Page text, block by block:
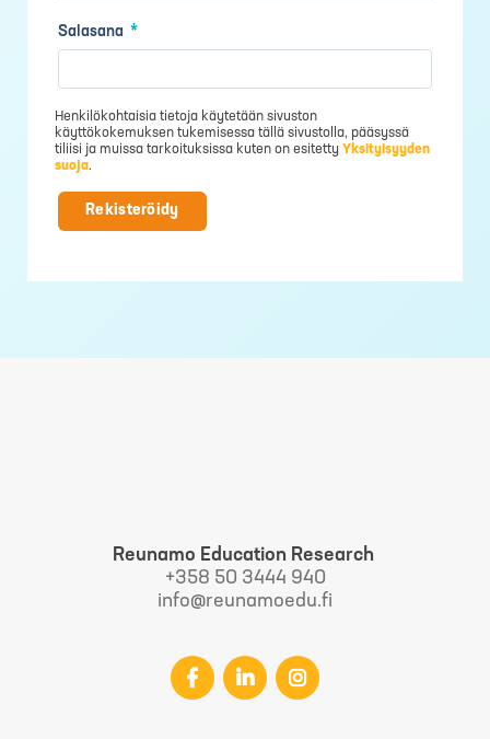
Salasana *
Vaaditaan
Henkilökohtaisia tietoja käytetään sivuston
käyttökokemuksen tukemisessa tällä sivustolla, pääsyssä
tiliisi ja muissa tarkoituksissa kuten on esitetty Yksityisyyden
suoja.
Rekisteröidy
Reunamo Education Research
+358 50 3444 940
info@reunamoedu.fi